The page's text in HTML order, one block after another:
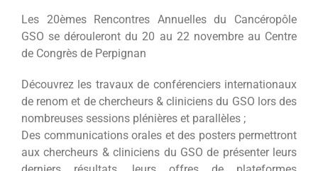
Les 20èmes Rencontres Annuelles du Cancéropôle
GSO se dérouleront du 20 au 22 novembre au Centre
de Congrès de Perpignan
Découvrez les travaux de conférenciers internationaux
de renom et de chercheurs & cliniciens du GSO lors des
nombreuses sessions plénières et parallèles ;
Des communications orales et des posters permettront
aux chercheurs & cliniciens du GSO de présenter leurs